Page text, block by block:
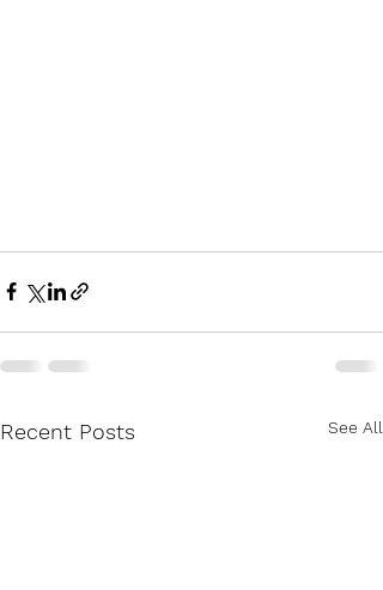
Recent Posts See All